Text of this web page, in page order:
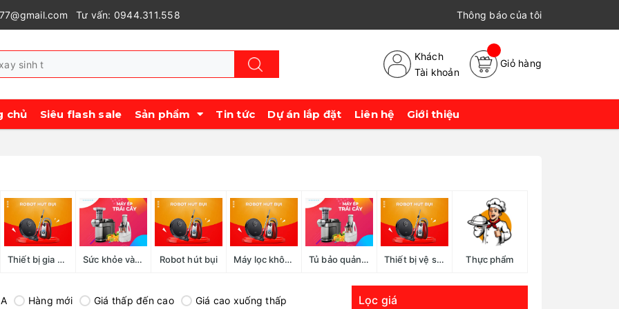
Tư vấn: 0944.311.558 Thông báo của tôi
Khách
Tài khoản
Giỏ hàng
chủ Siêu flash sale Sản phẩm Tin tức Dự án lắp đặt Liên hệ Giới thiệu
Thiết bị gia đình Sức khỏe và làm đẹp Robot hút bụi Máy lọc không khí, tạo ẩm, hút ẩm Tủ bảo quản rượu, cigar Thiết bị vệ sinh Thực phẩm
Hàng mới Giá thấp đến cao Giá cao xuống thấp Lọc giá